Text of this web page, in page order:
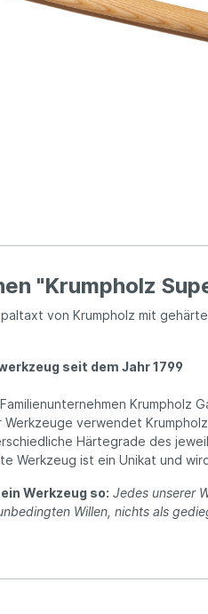
"Krumpholz
von Krumpholz mit
seit dem Jahr 1799
Krumpholz
verwendet
Härtegrade des
Werkzeug ist ein Unikat und
Werkzeug so: Jedes unserer
Willen, nichts als